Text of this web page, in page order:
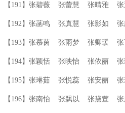
【191】张碧薇 张蕾慧 张晴雅
【192】张菡鸣 张真慧 张影如
【193】张慕茵 张雨梦 张卿瑗
【194】张颖恬 张映怡 张依丽
【195】张琳茹 张悦蕊 张安丽
【196】张南怡 张飘以 张黛萱